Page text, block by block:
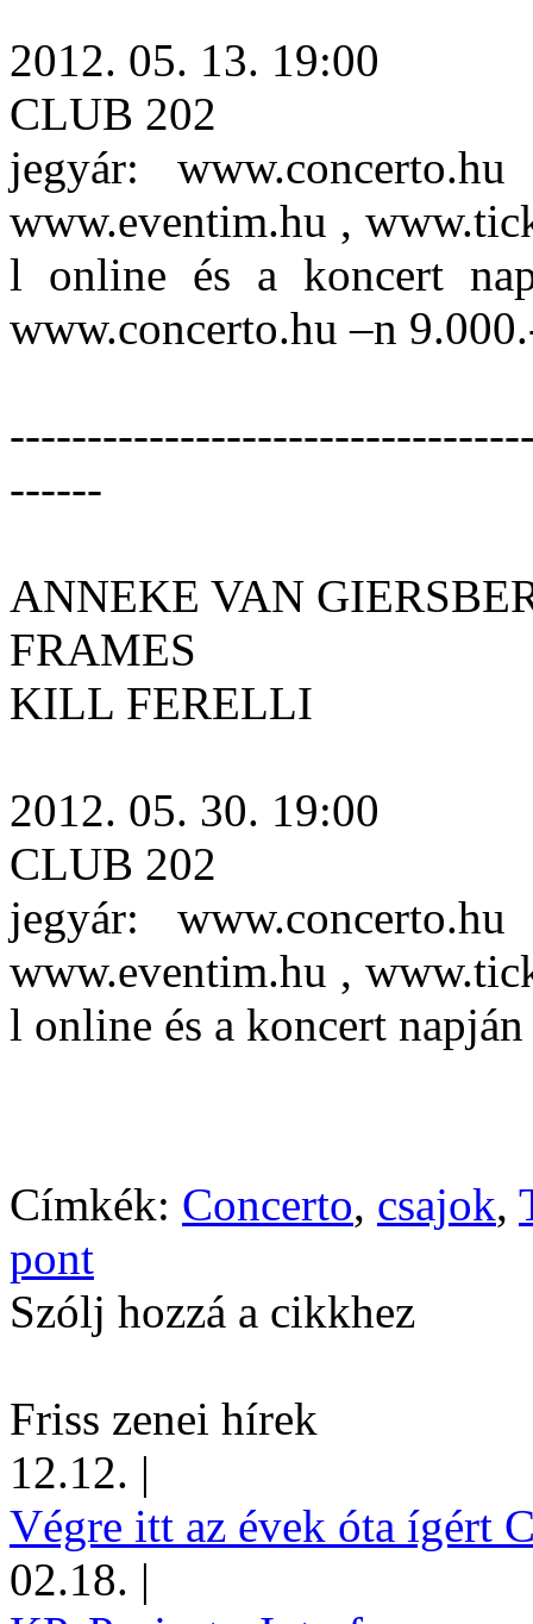
2012. 05. 13. 19:00
CLUB 202
jegyár:
www.eventim.hu ,
l online és a koncert
www.concerto.hu –n
------
ANNEKE VAN
FRAMES
KILL FERELLI
2012. 05. 30. 19:00
CLUB 202
jegyár:
www.eventim.hu ,
l online és a koncert
Címkék: Concerto, csajok,
pont
Szólj hozzá a cikkhez
Friss zenei hírek
12.12. |
Végre itt az évek óta ígért
02.18. |